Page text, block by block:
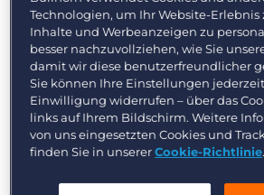
sparen, da manuelle Aufgaben
Kandidatenpflege auf der Basis
optimiert wird.
Im Kern des neuen Ansatzes
mehr: Bei der Engage Boston
Gordon Burnes, CMO bei
Technologien, um Ihr Website-Erlebnis
Inhalte und Werbeanzeigen zu
besser nachzuvollziehen, wie Sie
damit wir diese benutzerfreundlicher
Sie können Ihre Einstellungen
Einwilligung widerrufen – über das
links auf Ihrem Bildschirm. Weitere
von uns eingesetzten Cookies und
finden Sie in unsererCookie-Richtlinie.